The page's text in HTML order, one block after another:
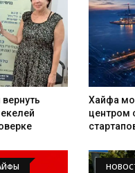
Хайфа
центром